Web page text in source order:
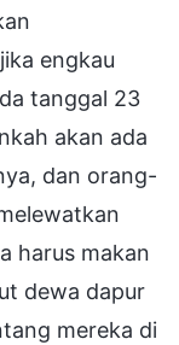
engkau
tanggal 23
akan ada
dan orang-
harus makan
dewa dapur
mereka di